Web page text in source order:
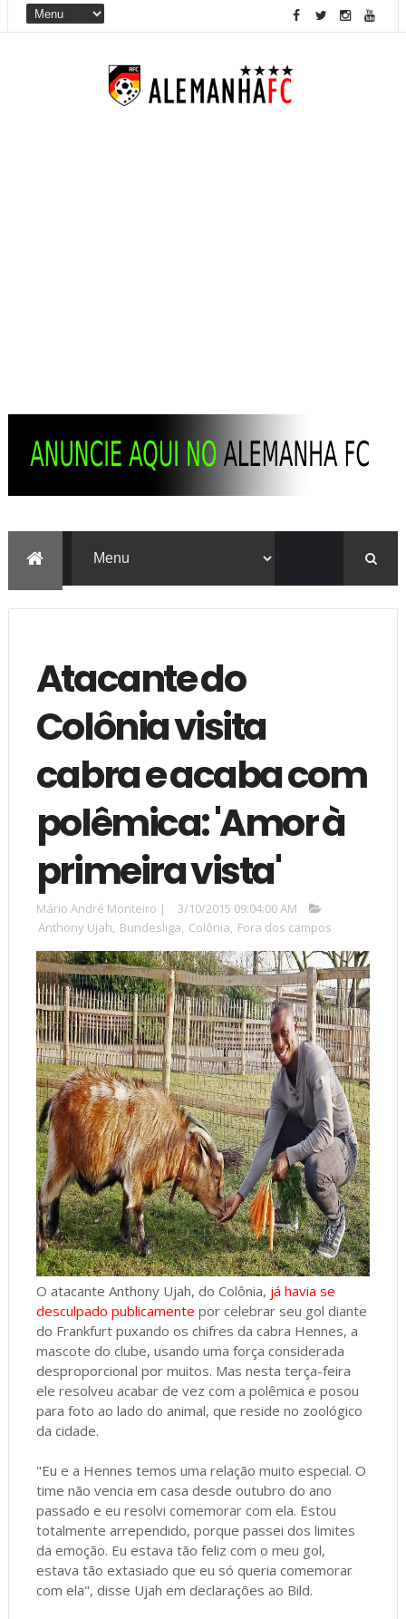
Atacante do
Colônia visita
cabra e acaba com
polêmica: 'Amor à
primeira vista'
Mário André Monteiro |
3/10/2015 09:04:00 AM
Anthony Ujah, Bundesliga, Colônia, Fora dos campos
O atacante Anthony Ujah, do Colônia, já havia se
desculpado publicamente por celebrar seu gol diante
do Frankfurt puxando os chifres da cabra Hennes, a
mascote do clube, usando uma força considerada
desproporcional por muitos. Mas nesta terça-feira
ele resolveu acabar de vez com a polêmica e posou
para foto ao lado do animal, que reside no zoológico
da cidade.
"Eu e a Hennes temos uma relação muito especial. O
time não vencia em casa desde outubro do ano
passado e eu resolvi comemorar com ela. Estou
totalmente arrependido, porque passei dos limites
da emoção. Eu estava tão feliz com o meu gol,
estava tão extasiado que eu só queria comemorar
com ela", disse Ujah em declarações ao Bild.